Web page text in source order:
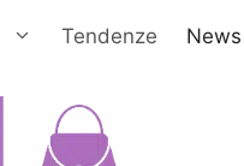
Tendenze News